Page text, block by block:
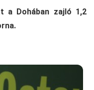
a Dohában zajló 1,2